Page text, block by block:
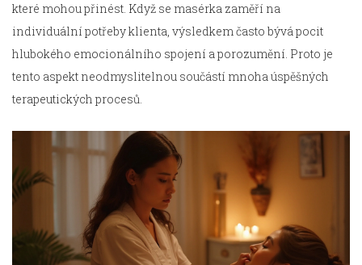
které mohou přinést. Když se masérka zaměří na
individuální potřeby klienta, výsledkem často bývá pocit
hlubokého emocionálního spojení a porozumění. Proto je
tento aspekt neodmyslitelnou součástí mnoha úspěšných
terapeutických procesů.